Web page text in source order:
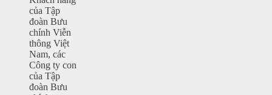
của Tập
đoàn Bưu
chính Viễn
thông Việt
Nam, các
Công ty con
của Tập
đoàn Bưu